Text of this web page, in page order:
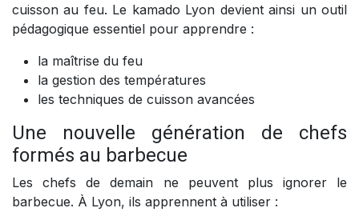
cuisson au feu. Le kamado Lyon devient ainsi un outil
pédagogique essentiel pour apprendre :
la maîtrise du feu
la gestion des températures
les techniques de cuisson avancées
Une nouvelle génération de chefs
formés au barbecue
Les chefs de demain ne peuvent plus ignorer le
barbecue. À Lyon, ils apprennent à utiliser :